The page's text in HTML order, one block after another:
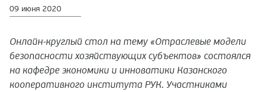
09 июня 2020
Онлайн-круглый стол на тему «Отраслевые модели
безопасности хозяйствующих субъектов» состоялся
на кафедре экономики и инноватики Казанского
кооперативного института РУК. Участниками